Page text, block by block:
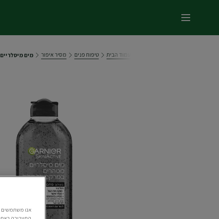
תפריט ראשי
עמוד הבית טיפוח פנים מסיר איפור מים